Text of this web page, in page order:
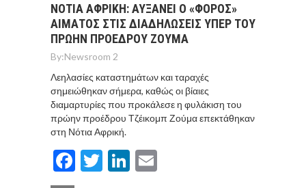
ΝΟΤΙΑ ΑΦΡΙΚΗ: ΑΥΞΑΝΕΙ Ο «ΦΟΡΟΣ»
ΑΙΜΑΤΟΣ ΣΤΙΣ ΔΙΑΔΗΛΩΣΕΙΣ ΥΠΕΡ ΤΟΥ
ΠΡΩΗΝ ΠΡΟΕΔΡΟΥ ΖΟΥΜΑ
By:Newsroom 2
Λεηλασίες καταστημάτων και ταραχές
σημειώθηκαν σήμερα, καθώς οι βίαιες
διαμαρτυρίες που προκάλεσε η φυλάκιση του
πρώην προέδρου Τζέικομπ Ζούμα επεκτάθηκαν
στη Νότια Αφρική.
Facebook
TwitterLinkedIn